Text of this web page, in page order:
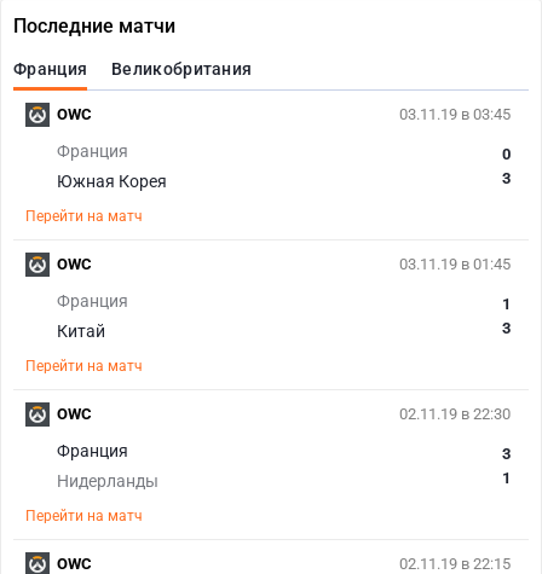
Последние матчи
Франция Великобритания
03.11.19 в 03:45
Франция
Южная Корея
0
3
Перейти на матч
OWC
03.11.19 в 01:45
Франция
Китай
1
3
Перейти на матч
OWC
02.11.19 в 22:30
Франция
Нидерланды
3
1
Перейти на матч
OWC
02.11.19 в 22:15
OWC